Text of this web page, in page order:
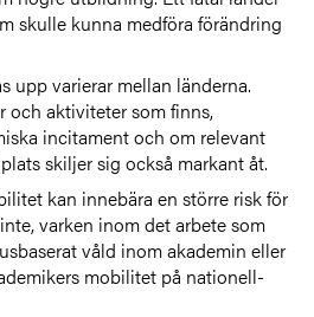
skulle kunna medföra förändring
upp varierar mellan länderna.
och aktiviteter som finns,
incitament och om relevant
skiljer sig också markant åt.
kan innebära en större risk för
varken inom det arbete som
våld inom akademin eller
mobilitet på nationell-